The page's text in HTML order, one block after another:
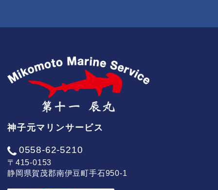
神子元マリンサービス
0558-62-5210
〒415-0153
静岡県賀茂郡南伊豆町手石950-1